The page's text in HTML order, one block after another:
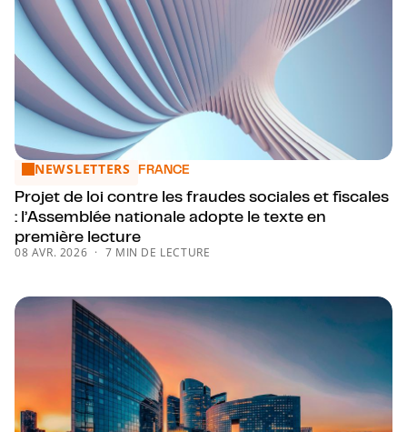
Projet de loi contre les fraudes sociales et fiscales :
NEWSLETTERS FRANCE
Projet de loi contre les fraudes sociales et fiscales
: l’Assemblée nationale adopte le texte en
première lecture
08 AVR. 2026 7 MIN DE LECTURE